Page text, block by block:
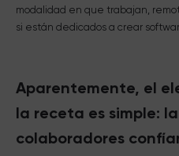
modalidad en que trabajan,
si están dedicados a crear
Aparentemente, el
la receta es simple:
colaboradores